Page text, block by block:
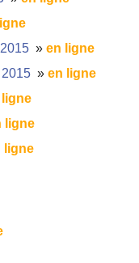
» en ligne
» en ligne
ligne
ligne